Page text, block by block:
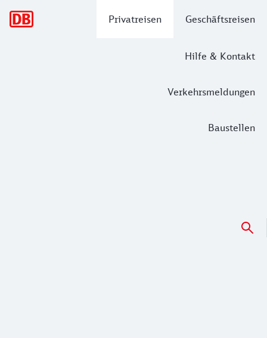
Privatreisen Geschäftsreisen
Hilfe & Kontakt
Verkehrsmeldungen
Baustellen